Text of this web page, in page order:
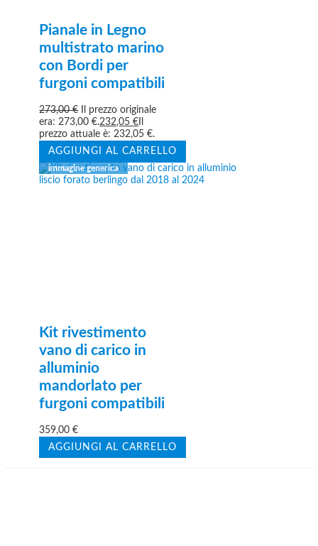
Pianale in Legno
multistrato marino
con Bordi per
furgoni compatibili
273,00€
Il prezzo originale
era: 273,00 €.232,05€
prezzo attuale è: 232,05 €.
AGGIUNGI AL CARRELLO
Kit rivestimento
vano di carico in
alluminio
mandorlato per
furgoni compatibili
359,00€
AGGIUNGI AL CARRELLO